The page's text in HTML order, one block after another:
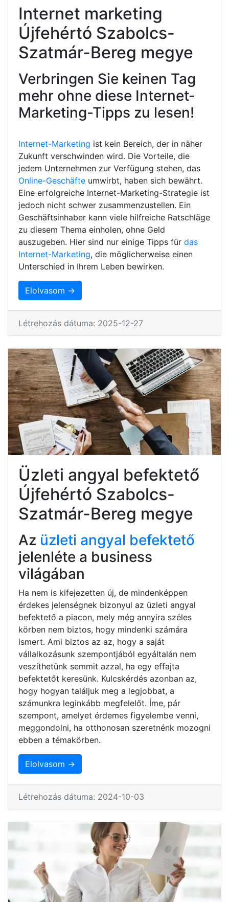
Internet marketing
Újfehértó Szabolcs-
Szatmár-Bereg megye
Verbringen Sie keinen Tag
mehr ohne diese Internet-
Marketing-Tipps zu lesen!
Internet-Marketing ist kein Bereich, der in näher
Zukunft verschwinden wird. Die Vorteile, die
jedem Unternehmen zur Verfügung stehen, das
Online-Geschäfte umwirbt, haben sich bewährt.
Eine erfolgreiche Internet-Marketing-Strategie ist
jedoch nicht schwer zusammenzustellen. Ein
Geschäftsinhaber kann viele hilfreiche Ratschläge
zu diesem Thema einholen, ohne Geld
auszugeben. Hier sind nur einige Tipps für das
Internet-Marketing, die möglicherweise einen
Unterschied in Ihrem Leben bewirken.
Elolvasom →
Létrehozás dátuma: 2025-12-27
Üzleti angyal befektető
Újfehértó Szabolcs-
Szatmár-Bereg megye
Az üzleti angyal befektető
jelenléte a business
világában
Ha nem is kifejezetten új, de mindenképpen
érdekes jelenségnek bizonyul az üzleti angyal
befektető a piacon, mely még annyira széles
körben nem biztos, hogy mindenki számára
ismert. Ami biztos az az, hogy a saját
vállalkozásunk szempontjából egyáltalán nem
veszíthetünk semmit azzal, ha egy effajta
befektetőt keresünk. Kulcskérdés azonban az,
hogy hogyan találjuk meg a legjobbat, a
számunkra leginkább megfelelőt. Íme, pár
szempont, amelyet érdemes figyelembe venni,
meggondolni, ha otthonosan szeretnénk mozogni
ebben a témakörben.
Elolvasom →
Létrehozás dátuma: 2024-10-03